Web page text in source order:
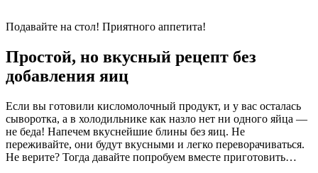
Подавайте на стол! Приятного аппетита!
Простой, но вкусный рецепт без
добавления яиц
Если вы готовили кисломолочный продукт, и у вас осталась
сыворотка, а в холодильнике как назло нет ни одного яйца —
не беда! Напечем вкуснейшие блины без яиц. Не
переживайте, они будут вкусными и легко переворачиваться.
Не верите? Тогда давайте попробуем вместе приготовить…